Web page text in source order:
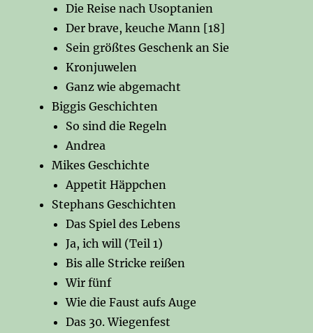
Die Reise nach Usoptanien
Der brave, keuche Mann [18]
Sein größtes Geschenk an Sie
Kronjuwelen
Ganz wie abgemacht
Biggis Geschichten
So sind die Regeln
Andrea
Mikes Geschichte
Appetit Häppchen
Stephans Geschichten
Das Spiel des Lebens
Ja, ich will (Teil 1)
Bis alle Stricke reißen
Wir fünf
Wie die Faust aufs Auge
Das 30. Wiegenfest